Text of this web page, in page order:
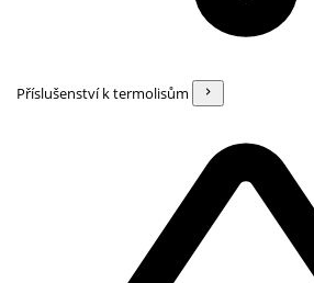
Příslušenství k termolisům